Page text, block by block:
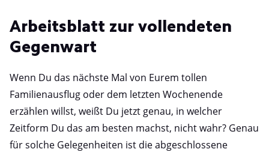
Arbeitsblatt zur vollendeten
Gegenwart
Wenn Du das nächste Mal von Eurem tollen
Familienausflug oder dem letzten Wochenende
erzählen willst, weißt Du jetzt genau, in welcher
Zeitform Du das am besten machst, nicht wahr? Genau
für solche Gelegenheiten ist die abgeschlossene